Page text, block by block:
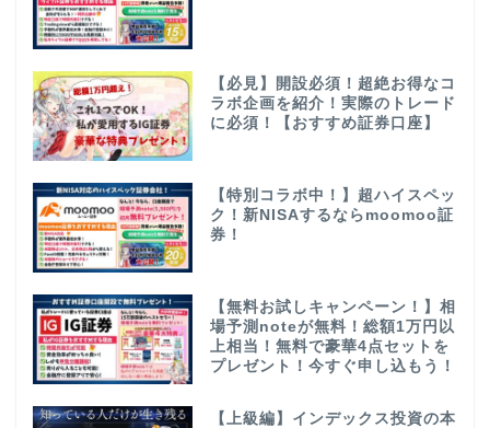
【必見】開設必須！超絶お得なコ
ラボ企画を紹介！実際のトレード
に必須！【おすすめ証券口座】
【特別コラボ中！】超ハイスペッ
ク！新NISAするならmoomoo証
券！
【無料お試しキャンペーン！】相
場予測noteが無料！総額1万円以
上相当！無料で豪華4点セットを
プレゼント！今すぐ申し込もう！
【上級編】インデックス投資の本